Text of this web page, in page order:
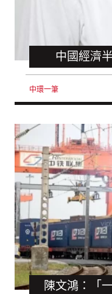
中國經濟
中環一筆
陳文鴻：「